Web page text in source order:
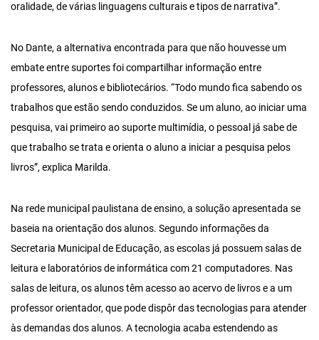
oralidade, de várias linguagens culturais e tipos de narrativa”.
No Dante, a alternativa encontrada para que não houvesse um
embate entre suportes foi compartilhar informação entre
professores, alunos e bibliotecários. “Todo mundo fica sabendo os
trabalhos que estão sendo conduzidos. Se um aluno, ao iniciar uma
pesquisa, vai primeiro ao suporte multimídia, o pessoal já sabe de
que trabalho se trata e orienta o aluno a iniciar a pesquisa pelos
livros”, explica Marilda.
Na rede municipal paulistana de ensino, a solução apresentada se
baseia na orientação dos alunos. Segundo informações da
Secretaria Municipal de Educação, as escolas já possuem salas de
leitura e laboratórios de informática com 21 computadores. Nas
salas de leitura, os alunos têm acesso ao acervo de livros e a um
professor orientador, que pode dispôr das tecnologias para atender
às demandas dos alunos. A tecnologia acaba estendendo as